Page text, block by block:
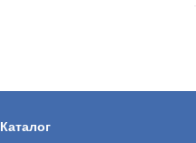
Каталог